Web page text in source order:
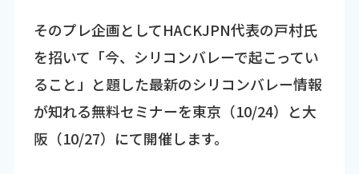
そのプレ企画としてHACKJPN代表の戸村氏
を招いて「今、シリコンバレーで起こってい
ること」と題した最新のシリコンバレー情報
が知れる無料セミナーを東京（10/24）と大
阪（10/27）にて開催します。